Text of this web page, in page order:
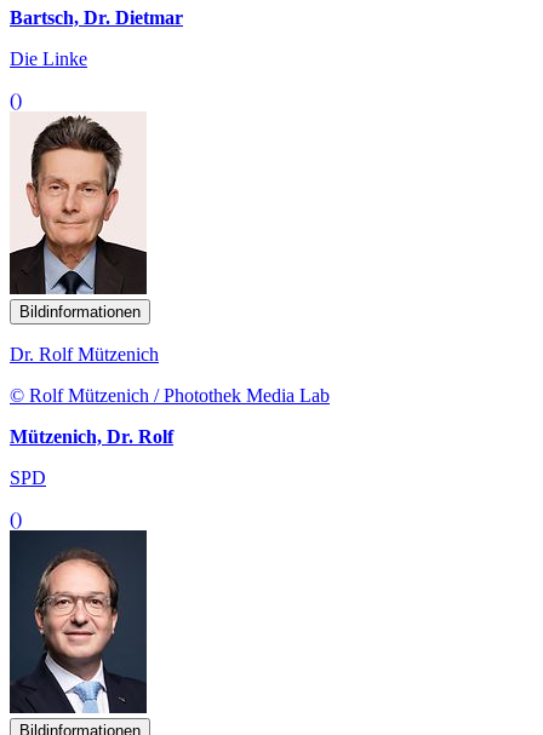
Bartsch, Dr. Dietmar
Die Linke
()
Bildinformationen
Dr. Rolf Mützenich
© Rolf Mützenich / Photothek Media Lab
Mützenich, Dr. Rolf
SPD
()
Bildinformationen